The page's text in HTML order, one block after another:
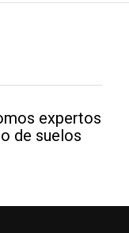
expertos
de suelos